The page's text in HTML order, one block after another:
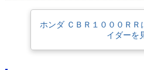
ホンダ ＣＢＲ１０００ＲＲ
イダーを